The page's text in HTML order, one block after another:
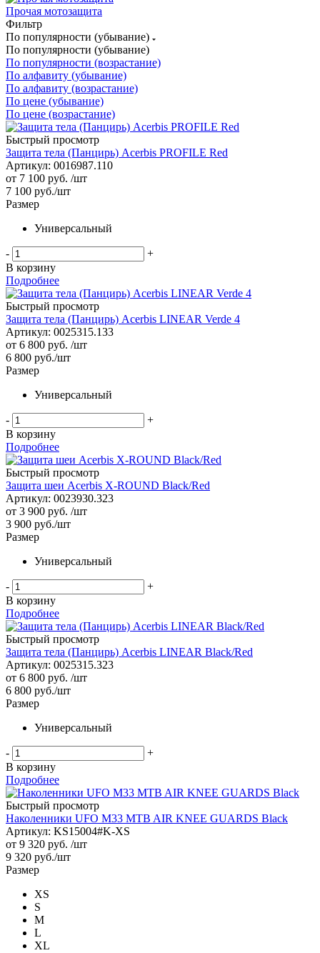
Прочая мотозащита
Фильтр
По популярности (убывание)
По популярности (убывание)
По популярности (возрастание)
По алфавиту (убывание)
По алфавиту (возрастание)
По цене (убывание)
По цене (возрастание)
Быстрый просмотр
Защита тела (Панцирь) Acerbis PROFILE Red
Артикул: 0016987.110
от 7 100 руб. /шт
7 100 руб./шт
Размер
Универсальный
-
+
В корзину
Подробнее
Быстрый просмотр
Защита тела (Панцирь) Acerbis LINEAR Verde 4
Артикул: 0025315.133
от 6 800 руб. /шт
6 800 руб./шт
Размер
Универсальный
-
+
В корзину
Подробнее
Быстрый просмотр
Защита шеи Acerbis X-ROUND Black/Red
Артикул: 0023930.323
от 3 900 руб. /шт
3 900 руб./шт
Размер
Универсальный
-
+
В корзину
Подробнее
Быстрый просмотр
Защита тела (Панцирь) Acerbis LINEAR Black/Red
Артикул: 0025315.323
от 6 800 руб. /шт
6 800 руб./шт
Размер
Универсальный
-
+
В корзину
Подробнее
Быстрый просмотр
Наколенники UFO M33 MTB AIR KNEE GUARDS Black
Артикул: KS15004#K-XS
от 9 320 руб. /шт
9 320 руб./шт
Размер
XS
S
M
L
XL